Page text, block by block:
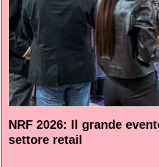
NRF 2026: Il grande
settore retail